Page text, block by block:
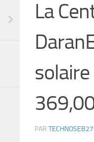
La
PAR TECHNOSEB27